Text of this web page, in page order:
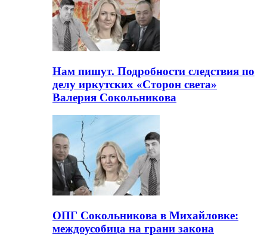
Нам пишут. Подробности следствия по
делу иркутских «Сторон света»
Валерия Сокольникова
ОПГ Сокольникова в Михайловке:
междоусобица на грани закона